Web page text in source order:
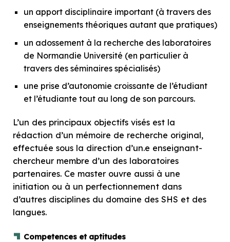
un apport disciplinaire important (à travers des
enseignements théoriques autant que pratiques)
un adossement à la recherche des laboratoires
de Normandie Université (en particulier à
travers des séminaires spécialisés)
une prise d’autonomie croissante de l’étudiant
et l’étudiante tout au long de son parcours.
L’un des principaux objectifs visés est la
rédaction d’un mémoire de recherche original,
effectuée sous la direction d’un.e enseignant-
chercheur membre d’un des laboratoires
partenaires. Ce master ouvre aussi à une
initiation ou à un perfectionnement dans
d’autres disciplines du domaine des SHS et des
langues.
Competences et aptitudes